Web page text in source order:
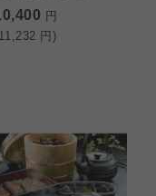
円
11,232 円)